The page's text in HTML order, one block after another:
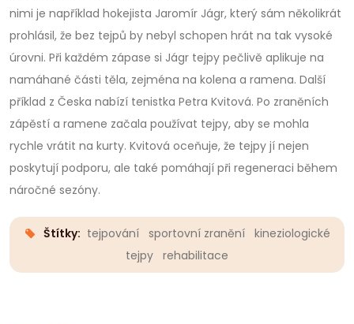
nimi je například hokejista Jaromír Jágr, který sám několikrát
prohlásil, že bez tejpů by nebyl schopen hrát na tak vysoké
úrovni. Při každém zápase si Jágr tejpy pečlivě aplikuje na
namáhané části těla, zejména na kolena a ramena. Další
příklad z Česka nabízí tenistka Petra Kvitová. Po zraněních
zápěstí a ramene začala používat tejpy, aby se mohla
rychle vrátit na kurty. Kvitová oceňuje, že tejpy jí nejen
poskytují podporu, ale také pomáhají při regeneraci během
náročné sezóny.
Štítky: tejpování sportovní zranění
kineziologické
tejpy rehabilitace